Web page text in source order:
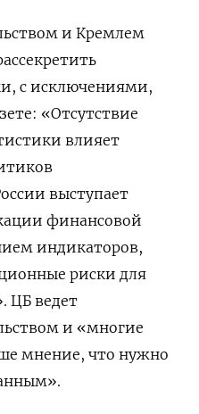
и Кремлем
с исключениями,
«Отсутствие
влияет
выступает
финансовой
индикаторов,
риски для
ЦБ ведет
и «многие
мнение, что нужно